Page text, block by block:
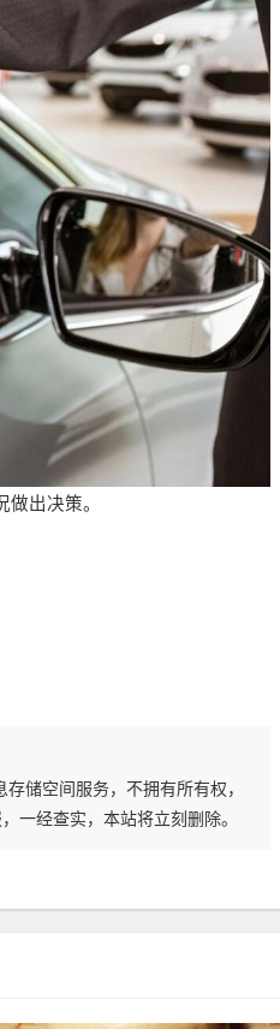
出决策。
储空间服务，不拥有所有权，
一经查实，本站将立刻删除。